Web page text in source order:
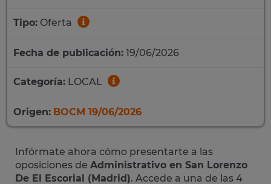
Tipo: Oferta
Fecha de publicación: 19/06/2026
Categoría: LOCAL
Origen: BOCM 19/06/2026
Infórmate ahora cómo presentarte a las
oposiciones de Administrativo en San Lorenzo
De El Escorial (Madrid). Accede a una de las 4